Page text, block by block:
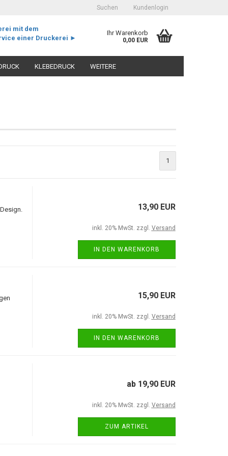
Suchen Kundenlogin
Konto erstellen
mit dem
einer Druckerei ►
Ihr Warenkorb
0,00 EUR
KLEBEDRUCK WEITERE
1
13,90 EUR
inkl. 20% MwSt. zzgl. Versand
IN DEN WARENKORB
15,90 EUR
inkl. 20% MwSt. zzgl. Versand
IN DEN WARENKORB
ab 19,90 EUR
inkl. 20% MwSt. zzgl. Versand
ZUM ARTIKEL